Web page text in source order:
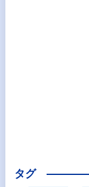
タグ